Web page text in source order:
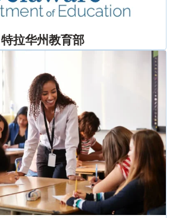
特拉华州教育部